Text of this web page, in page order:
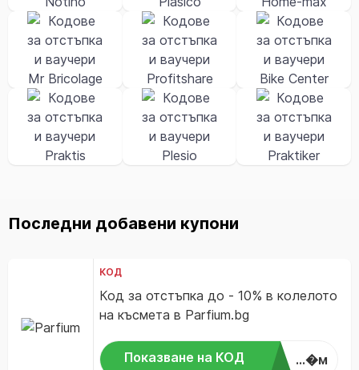
Последни добавени купони
КОД
Код за отстъпка до - 10% в колелото
на късмета в Parfium.bg
Показване на КОД ...�м